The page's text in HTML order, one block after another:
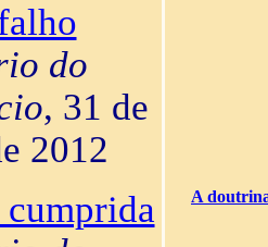
do
, 31 de
2012
cumprida
A